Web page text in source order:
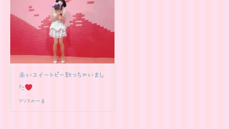
赤いスイートピー歌っちゃいまし
た
アリスの一言